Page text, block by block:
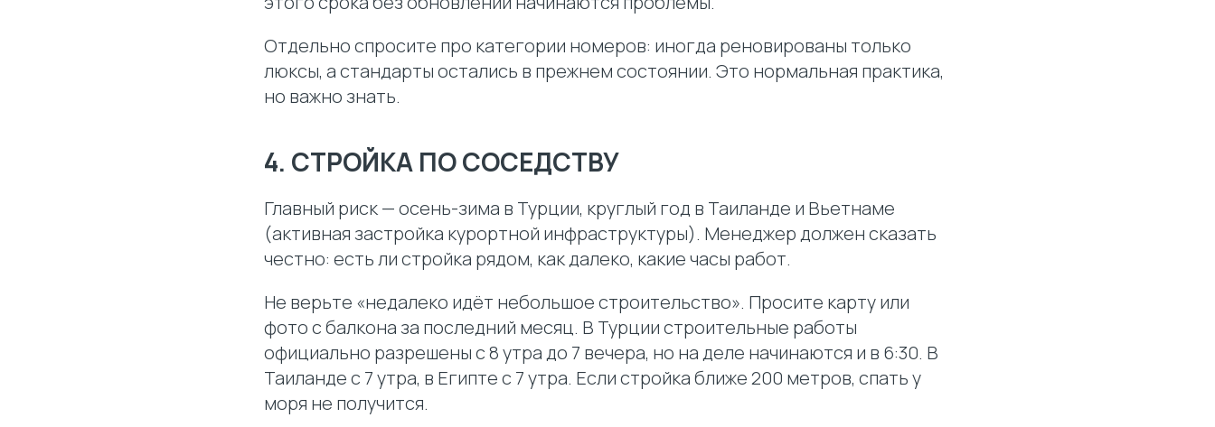
Отдельно спросите про категории номеров: иногда реновированы только
люксы, а стандарты остались в прежнем состоянии. Это нормальная практика,
но важно знать.
4. СТРОЙКА ПО СОСЕДСТВУ
Главный риск — осень-зима в Турции, круглый год в Таиланде и Вьетнаме
(активная застройка курортной инфраструктуры). Менеджер должен сказать
честно: есть ли стройка рядом, как далеко, какие часы работ.
Не верьте «недалеко идёт небольшое строительство». Просите карту или
фото с балкона за последний месяц. В Турции строительные работы
официально разрешены с 8 утра до 7 вечера, но на деле начинаются и в 6:30. В
Таиланде с 7 утра, в Египте с 7 утра. Если стройка ближе 200 метров, спать у
моря не получится.